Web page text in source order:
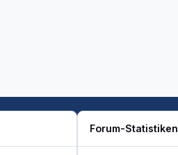
Forum-Statistiken